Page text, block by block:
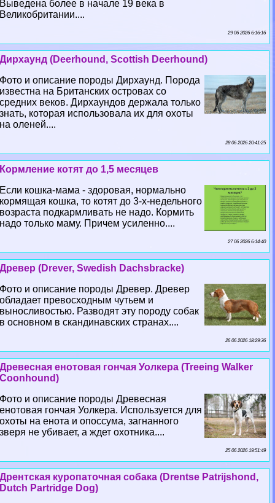
Выведена более в начале 19 века в
Великобритании....
29 06 2026 6:16:16
Дирхаунд (Deerhound, Scottish Deerhound)
Фото и описание породы Дирхаунд. Порода
известна на Британских островах со
средних веков. Дирхаундов держала только
знать, которая использовала их для охоты
на оленей....
28 06 2026 20:41:25
Кормление котят до 1,5 месяцев
Если кошка-мама - здоровая, нормально
кормящая кошка, то котят до 3-х-недельного
возраста подкармливать не надо. Кормить
надо только маму. Причем усиленно....
27 06 2026 6:14:40
Древер (Drever, Swedish Dachsbracke)
Фото и описание породы Древер. Древер
обладает превосходным чутьем и
выносливостью. Разводят эту породу собак
в основном в скандинавских странах....
26 06 2026 18:29:36
Древесная енотовая гончая Уолкера (Treeing Walker
Coonhound)
Фото и описание породы Древесная
енотовая гончая Уолкера. Используется для
охоты на енота и опоссума, загнанного
зверя не убивает, а ждет охотника....
25 06 2026 19:51:49
Дрентская куропаточная собака (Drentse Patrijshond,
Dutch Partridge Dog)